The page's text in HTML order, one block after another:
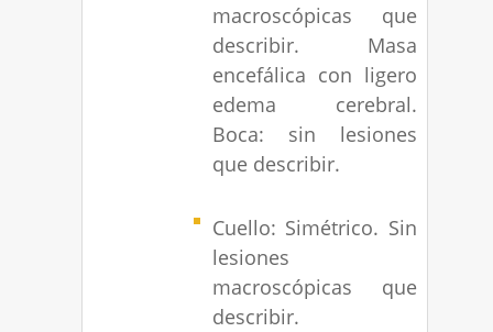
macroscópicas que
describir. Masa
encefálica con ligero
edema cerebral.
Boca: sin lesiones
que describir.
Cuello: Simétrico. Sin
lesiones
macroscópicas que
describir.